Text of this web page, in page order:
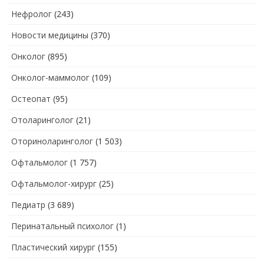
Нефролог (243)
Новости медицины (370)
Онколог (895)
Онколог-маммолог (109)
Остеопат (95)
Отоларинголог (21)
Оториноларинголог (1 503)
Офтальмолог (1 757)
Офтальмолог-хирург (25)
Педиатр (3 689)
Перинатальный психолог (1)
Пластический хирург (155)